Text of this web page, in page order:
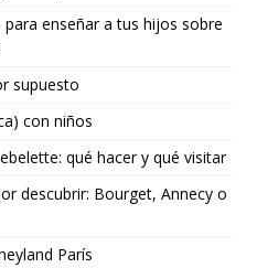
enseñar a tus hijos sobre
supuesto
con niños
qué hacer y qué visitar
descubrir: Bourget, Annecy o
París